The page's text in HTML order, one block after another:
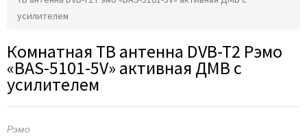
усилителем
Комнатная ТВ антенна DVB-T2 Рэмо
«BAS-5101-5V» активная ДМВ с
усилителем
Рэмо